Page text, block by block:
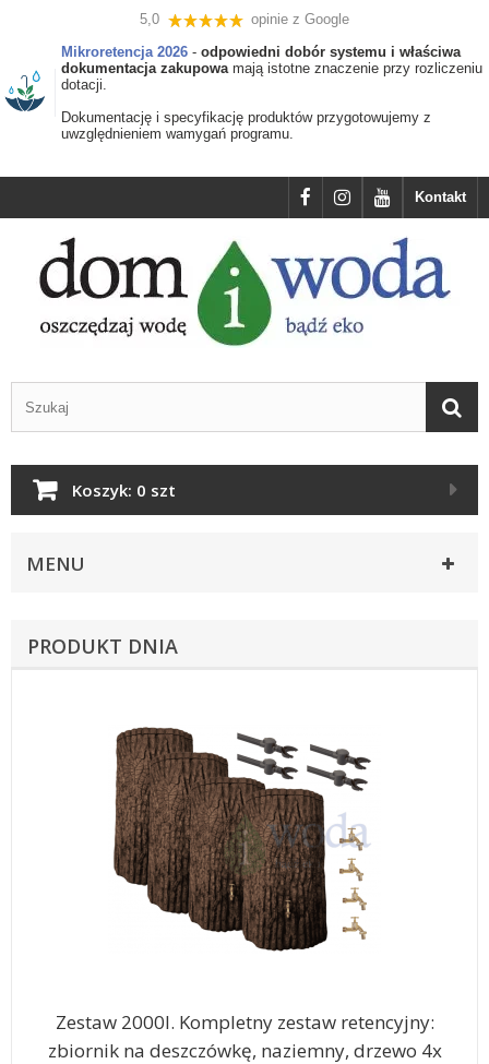
5,0
opinie z Google
Mikroretencja 2026 - odpowiedni dobór systemu i właściwa
dokumentacja zakupowamają istotne znaczenie przy rozliczeniu
dotacji.
Dokumentację i specyfikację produktów przygotowujemy z
uwzględnieniem wamygań programu.
Kontakt
Koszyk: 0 szt
MENU
PRODUKT DNIA
Zestaw 2000l. Kompletny zestaw retencyjny:
zbiornik na deszczówkę, naziemny, drzewo 4x